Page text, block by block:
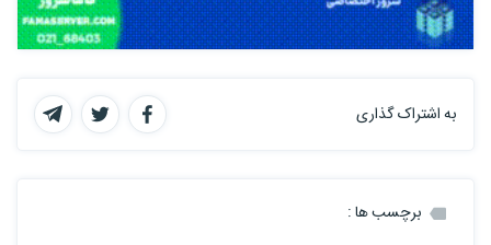
به اشتراک گذاری
برچسب ها :